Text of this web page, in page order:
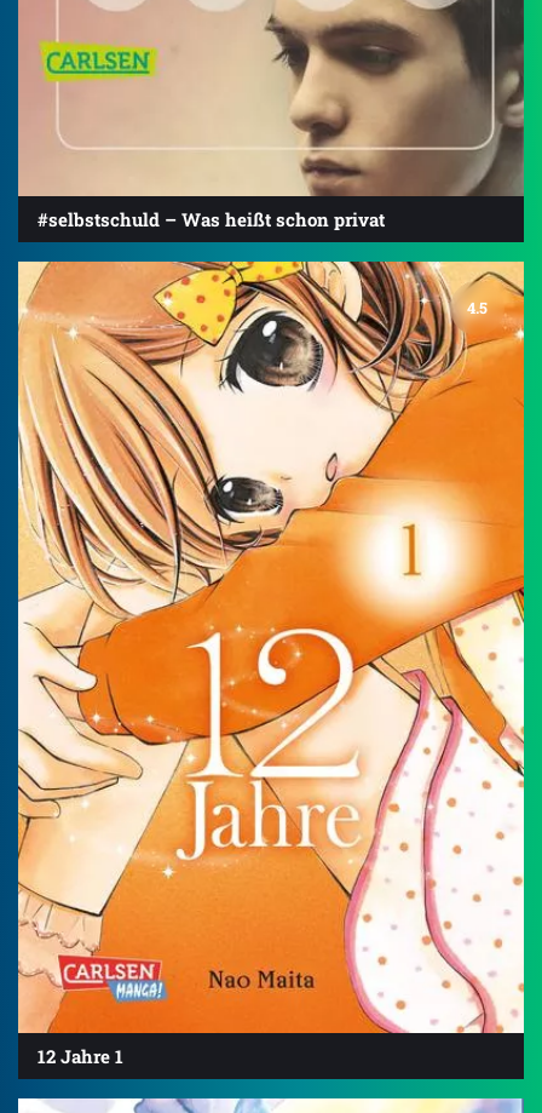
#selbstschuld – Was heißt schon privat
4.5
12 Jahre 1